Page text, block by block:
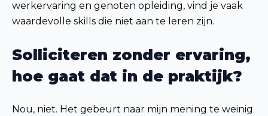
werkervaring en genoten opleiding, vind je vaak
waardevolle skills die niet aan te leren zijn.
Solliciteren zonder ervaring,
hoe gaat dat in de praktijk?
Nou, niet. Het gebeurt naar mijn mening te weinig